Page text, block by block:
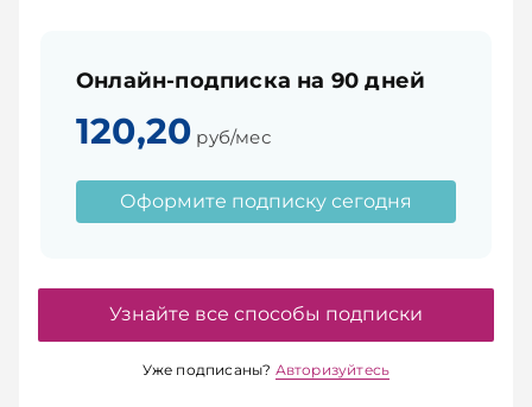
Онлайн-подписка на 90 дней
120,20 руб/мес
Оформите подписку сегодня
Узнайте все способы подписки
Уже подписаны? Авторизуйтесь